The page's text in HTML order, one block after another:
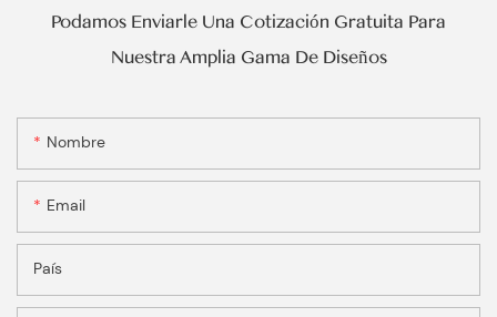
Podamos Enviarle Una Cotización Gratuita Para
Nuestra Amplia Gama De Diseños
Nombre
Email
País